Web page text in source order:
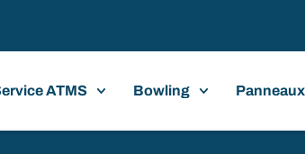
ATMS Bowling